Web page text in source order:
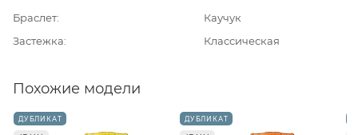
Браслет
Каучук
Застежка
Классическая
Похожие модели
ДУБЛИКАТ ДУБЛИКАТ